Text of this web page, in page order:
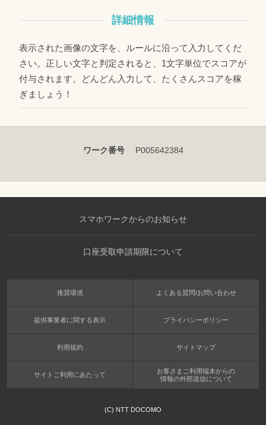
詳細情報
表示された画像の文字を、ルールに沿って入力してくだ
さい。正しい文字と判定されると、1文字単位でスコアが
付与されます。どんどん入力して、たくさんスコアを稼
ぎましょう！
ワーク番号 P005642384
スマホワークからのお知らせ
口座受取申請期限について
推奨環境 よくある質問/お問い合わせ
提供事業者に関する表示 プライバシーポリシー
利用規約 サイトマップ
サイトご利用にあたって
お客さまご利用端末からの
情報の外部送信について
(C) NTT DOCOMO